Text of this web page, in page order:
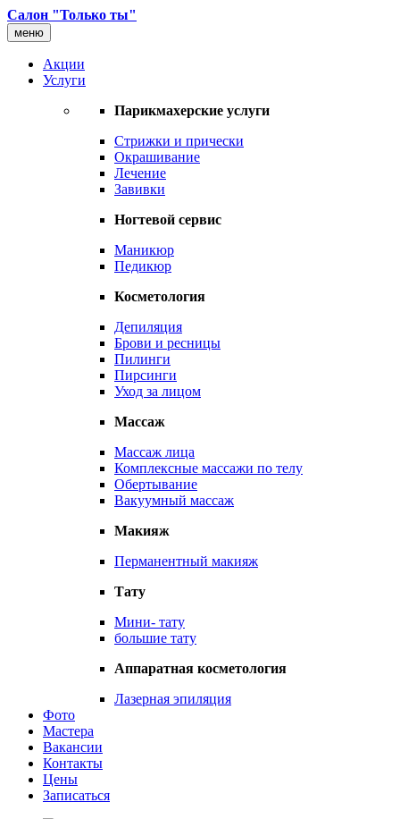
Салон "Только ты"
меню
Акции
Услуги
Парикмахерские услуги
Стрижки и прически
Окрашивание
Лечение
Завивки
Ногтевой сервис
Маникюр
Педикюр
Косметология
Депиляция
Брови и ресницы
Пилинги
Пирсинги
Уход за лицом
Массаж
Массаж лица
Комплексные массажи по телу
Обертывание
Вакуумный массаж
Макияж
Перманентный макияж
Тату
Мини- тату
большие тату
Аппаратная косметология
Лазерная эпиляция
Фото
Мастера
Вакансии
Контакты
Цены
Записаться